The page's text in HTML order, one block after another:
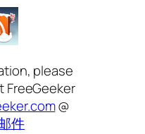
please
@
件